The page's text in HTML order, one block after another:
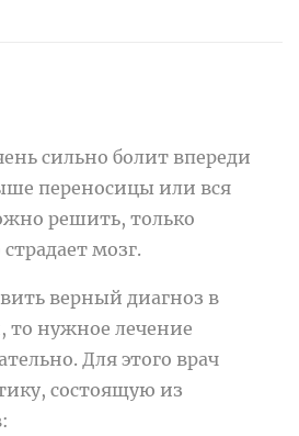
сильно болит впереди
переносицы или вся
решить, только
мозг.
верный диагноз в
то нужное лечение
Для этого врач
состоящую из